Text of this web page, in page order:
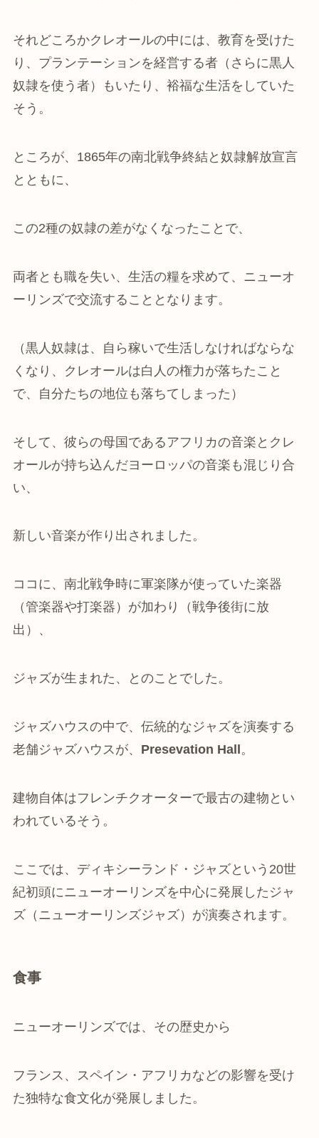
それどころかクレオールの中には、教育を受けた
り、プランテーションを経営する者（さらに黒人
奴隷を使う者）もいたり、裕福な生活をしていた
そう。
ところが、1865年の南北戦争終結と奴隷解放宣言
とともに、
この2種の奴隷の差がなくなったことで、
両者とも職を失い、生活の糧を求めて、ニューオ
ーリンズで交流することとなります。
（黒人奴隷は、自ら稼いで生活しなければならな
くなり、クレオールは白人の権力が落ちたこと
で、自分たちの地位も落ちてしまった）
そして、彼らの母国であるアフリカの音楽とクレ
オールが持ち込んだヨーロッパの音楽も混じり合
い、
新しい音楽が作り出されました。
ココに、 南北戦争時に軍楽隊が使っていた楽器
（管楽器や打楽器）が加わり（戦争後街に放
出）、
ジャズが生まれた、とのことでした。
ジャズハウスの中で、伝統的なジャズを演奏する
老舗ジャズハウスが、 Presevation Hall。
建物自体はフレンチクオーターで最古の建物とい
われているそう。
ここでは、ディキシーランド・ジャズという20世
紀初頭にニューオーリンズを中心に発展したジャ
ズ（ニューオーリンズジャズ）が演奏されます。
食事
ニューオーリンズでは、その歴史から
フランス、スペイン・アフリカなどの影響を受け
た独特な食文化が発展しました。